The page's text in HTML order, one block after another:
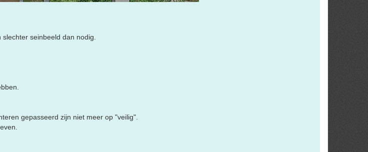
seinbeeld dan nodig.
gepasseerd zijn niet meer op "veilig".